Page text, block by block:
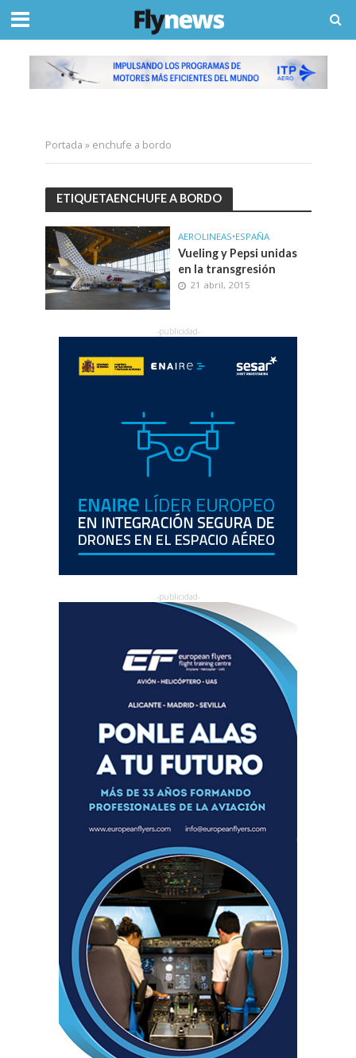
Portada » enchufe a bordo
ETIQUETAENCHUFE A BORDO
AEROLINEAS•ESPAÑA
Vueling y Pepsi unidas
en la transgresión
21 abril, 2015